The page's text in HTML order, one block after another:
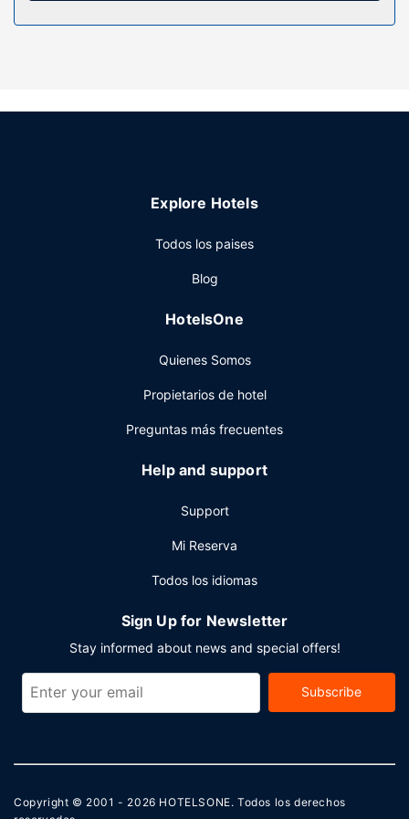
Servicios hotel
wifi gratis, servicios de conserjería y una peluquería.
de este hotel, o simplemente llama al servicio de
adicional, se ofrece de lunes a viernes de 06:00 a 10:30,
recepción las 24 horas a tu disposición. Este hotel pone a
tipo de eventos. Pagando un pequeño suplemento podrás
aprovechar prestaciones como servicio de transporte al
aeropuerto (ida y vuelta) disponible 24 horas y
aparcamiento sin asistencia gratuito.
Explore Hotels
Todos los paises
Blog
HotelsOne
Quienes Somos
Propietarios de hotel
Preguntas más frecuentes
Help and support
Support
Mi Reserva
Todos los idiomas
Sign Up for Newsletter
Stay informed about news and special offers!
Subscribe
Copyright © 2001 - 2026 HOTELSONE. Todos los derechos